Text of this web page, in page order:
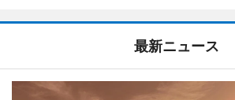
最新ニュース